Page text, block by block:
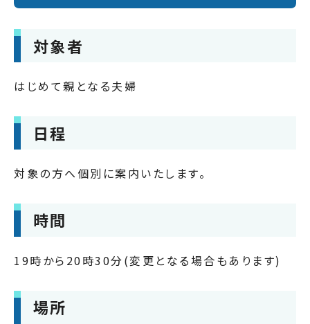
対象者
はじめて親となる夫婦
日程
対象の方へ個別に案内いたします。
時間
19時から20時30分(変更となる場合もあります)
場所